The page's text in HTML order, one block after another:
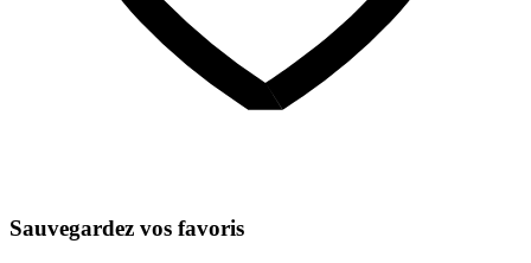
Sauvegardez vos favoris